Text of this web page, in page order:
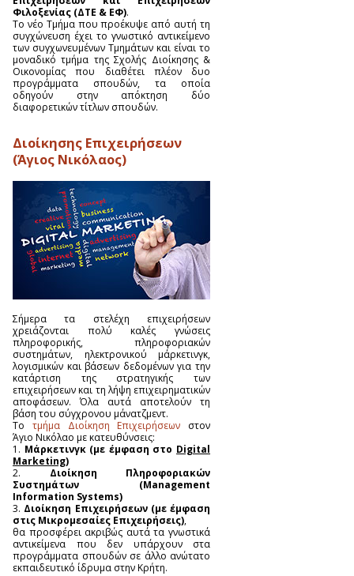
Φιλοξενίας (ΔΤΕ & ΕΦ).
Το νέο Τμήμα που προέκυψε από αυτή τη
συγχώνευση έχει το γνωστικό αντικείμενο
των συγχωνευμένων Τμημάτων και είναι το
μοναδικό τμήμα της Σχολής Διοίκησης &
Οικονομίας που διαθέτει πλέον δυο
προγράμματα σπουδών, τα οποία
οδηγούν στην απόκτηση δύο
διαφορετικών τίτλων σπουδών.
Διοίκησης Επιχειρήσεων
(Άγιος Νικόλαος)
Σήμερα τα στελέχη επιχειρήσεων
χρειάζονται πολύ καλές γνώσεις
πληροφορικής, πληροφοριακών
συστημάτων, ηλεκτρονικού μάρκετινγκ,
λογισμικών και βάσεων δεδομένων για την
κατάρτιση της στρατηγικής των
επιχειρήσεων και τη λήψη επιχειρηματικών
αποφάσεων. Όλα αυτά αποτελούν τη
βάση του σύγχρονου μάνατζμεντ.
Το τμήμα Διοίκηση Επιχειρήσεων στον
Άγιο Νικόλαο με κατευθύνσεις:
1. Μάρκετινγκ (με έμφαση στο Digital
Marketing)
2. Διοίκηση Πληροφοριακών
Συστημάτων (Management
Information Systems)
3. Διοίκηση Επιχειρήσεων (με έμφαση
στις Μικρομεσαίες Επιχειρήσεις),
θα προσφέρει ακριβώς αυτά τα γνωστικά
αντικείμενα που δεν υπάρχουν στα
προγράμματα σπουδών σε άλλο ανώτατο
εκπαιδευτικό ίδρυμα στην Κρήτη.